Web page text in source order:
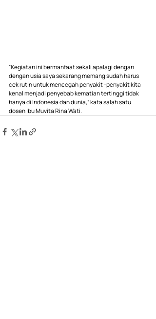
“Kegiatan ini bermanfaat sekali apalagi dengan
dengan usia saya sekarang memang sudah harus
cek rutin untuk mencegah penyakit -penyakit kita
kenal menjadi penyebab kematian tertinggi tidak
hanya di Indonesia dan dunia,” kata salah satu
dosen Ibu Muvita Rina Wati.